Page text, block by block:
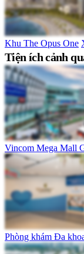
Khu The Opus One
Tiện ích cảnh
Vincom Mega Mall
Phòng khám Đa